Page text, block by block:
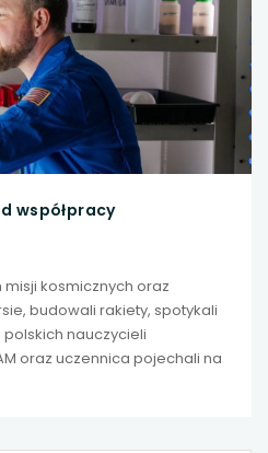
współpracy
misji kosmicznych oraz
budowali rakiety, spotykali
polskich nauczycieli
oraz uczennica pojechali na